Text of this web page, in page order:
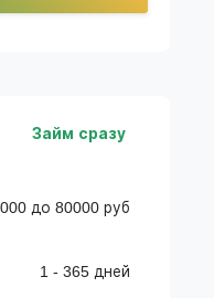
Займ сразу
до 80000 руб
1 - 365 дней